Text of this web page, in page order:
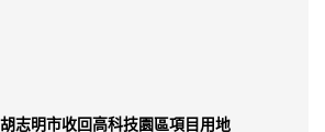
志明市收回高科技園區項目用地